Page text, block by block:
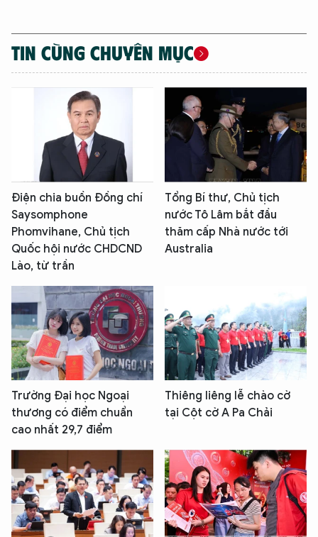
TIN CÙNG CHUYÊN MỤC
Điện chia buồn Đồng chí
Saysomphone
Phomvihane, Chủ tịch
Quốc hội nước CHDCND
Lào, từ trần
Tổng Bí thư, Chủ tịch
nước Tô Lâm bắt đầu
thăm cấp Nhà nước tới
Australia
Trường Đại học Ngoại
thương có điểm chuẩn
cao nhất 29,7 điểm
Thiêng liêng lễ chào cờ
tại Cột cờ A Pa Chải